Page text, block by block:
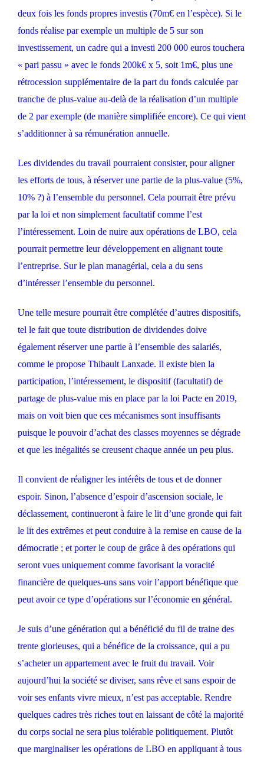
deux fois les fonds propres investis (70m€ en l’espèce). Si le
fonds réalise par exemple un multiple de 5 sur son
investissement, un cadre qui a investi 200 000 euros touchera
« pari passu » avec le fonds 200k€ x 5, soit 1m€, plus une
rétrocession supplémentaire de la part du fonds calculée par
tranche de plus-value au-delà de la réalisation d’un multiple
de 2 par exemple (de manière simplifiée encore). Ce qui vient
s’additionner à sa rémunération annuelle.
Les dividendes du travail pourraient consister, pour aligner
les efforts de tous, à réserver une partie de la plus-value (5%,
10% ?) à l’ensemble du personnel. Cela pourrait être prévu
par la loi et non simplement facultatif comme l’est
l’intéressement. Loin de nuire aux opérations de LBO, cela
pourrait permettre leur développement en alignant toute
l’entreprise. Sur le plan managérial, cela a du sens
d’intéresser l’ensemble du personnel.
Une telle mesure pourrait être complétée d’autres dispositifs,
tel le fait que toute distribution de dividendes doive
également réserver une partie à l’ensemble des salariés,
comme le propose Thibault Lanxade. Il existe bien la
participation, l’intéressement, le dispositif (facultatif) de
partage de plus-value mis en place par la loi Pacte en 2019,
mais on voit bien que ces mécanismes sont insuffisants
puisque le pouvoir d’achat des classes moyennes se dégrade
et que les inégalités se creusent chaque année un peu plus.
Il convient de réaligner les intérêts de tous et de donner
espoir. Sinon, l’absence d’espoir d’ascension sociale, le
déclassement, continueront à faire le lit d’une gronde qui fait
le lit des extrêmes et peut conduire à la remise en cause de la
démocratie ; et porter le coup de grâce à des opérations qui
seront vues uniquement comme favorisant la voracité
financière de quelques-uns sans voir l’apport bénéfique que
peut avoir ce type d’opérations sur l’économie en général.
Je suis d’une génération qui a bénéficié du fil de traine des
trente glorieuses, qui a bénéfice de la croissance, qui a pu
s’acheter un appartement avec le fruit du travail. Voir
aujourd’hui la société se diviser, sans rêve et sans espoir de
voir ses enfants vivre mieux, n’est pas acceptable. Rendre
quelques cadres très riches tout en laissant de côté la majorité
du corps social ne sera plus tolérable politiquement. Plutôt
que marginaliser les opérations de LBO en appliquant à tous